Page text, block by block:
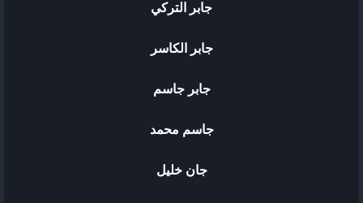
جابر التركي
جابر الكاسر
جابر جاسم
جاسم محمد
جان خليل